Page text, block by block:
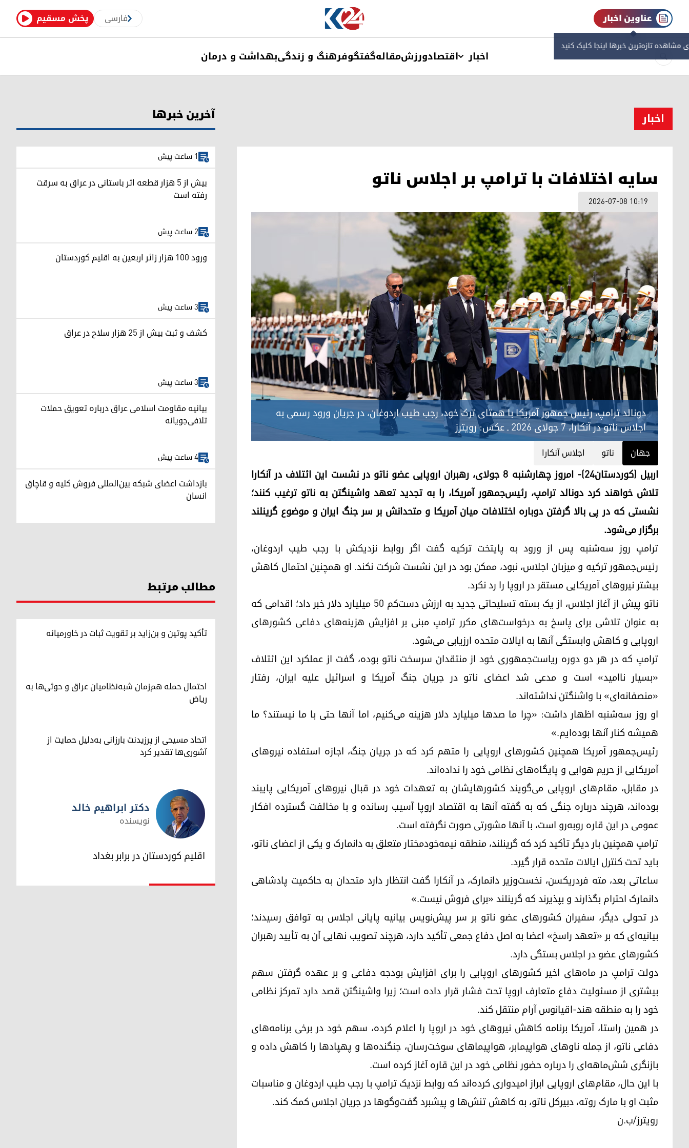
پخش مسقیم فارسی عناوین اخبار
مشاهده‌ تازه‌ترین خبرها اینجا کلیک کنید
اخبار اقتصادورزشمقالهگفتگوفرهنگ و زندگیبهداشت و درمان
اخبار
سایه اختلافات با ترامپ بر اجلاس ناتو
2026-07-08 10:19
دونالد ترامپ، رئیس جمهور آمریکا با همتای ترک خود، رجب طیب اردوغان، در جریان ورود رسمی به
اجلاس ناتو در آنکارا، 7 جولای 2026 ـ عکس: رویترز
جهان ناتو اجلاس آنکارا
اربیل (کوردستان۲۴)- امروز چهارشنبه ۸ جولای، رهبران اروپایی عضو ناتو در نشست این ائتلاف در آنکارا
تلاش خواهند کرد دونالد ترامپ، رئیس‌جمهور آمریکا، را به تجدید تعهد واشینگتن به ناتو ترغیب کنند؛
نشستی که در پی بالا گرفتن دوباره اختلافات میان آمریکا و متحدانش بر سر جنگ ایران و موضوع گرینلند
برگزار می‌شود.
ترامپ روز سه‌شنبه پس از ورود به پایتخت ترکیه گفت اگر روابط نزدیکش با رجب طیب اردوغان،
رئیس‌جمهور ترکیه و میزبان اجلاس، نبود، ممکن بود در این نشست شرکت نکند. او همچنین احتمال کاهش
بیشتر نیروهای آمریکایی مستقر در اروپا را رد نکرد.
ناتو پیش از آغاز اجلاس، از یک بسته تسلیحاتی جدید به ارزش دست‌کم ۵۰ میلیارد دلار خبر داد؛ اقدامی که
به ‌عنوان تلاشی برای پاسخ به درخواست‌های مکرر ترامپ مبنی بر افزایش هزینه‌های دفاعی کشورهای
اروپایی و کاهش وابستگی آنها به ایالات متحده ارزیابی می‌شود.
ترامپ که در هر دو دوره ریاست‌جمهوری خود از منتقدان سرسخت ناتو بوده، گفت از عملکرد این ائتلاف
«بسیار ناامید» است و مدعی شد اعضای ناتو در جریان جنگ آمریکا و اسرائیل علیه ایران، رفتار
«منصفانه‌ای» با واشنگتن نداشته‌اند.
او روز سه‌شنبه اظهار داشت: «چرا ما صدها میلیارد دلار هزینه می‌کنیم، اما آنها حتی با ما نیستند؟ ما
همیشه کنار آنها بوده‌ایم.»
رئیس‌جمهور آمریکا همچنین کشورهای اروپایی را متهم کرد که در جریان جنگ، اجازه استفاده نیروهای
آمریکایی از حریم هوایی و پایگاه‌های نظامی خود را نداده‌اند.
در مقابل، مقام‌های اروپایی می‌گویند کشورهایشان به تعهدات خود در قبال نیروهای آمریکایی پایبند
بوده‌اند، هرچند درباره جنگی که به گفته آنها به اقتصاد اروپا آسیب رسانده و با مخالفت گسترده افکار
عمومی در این قاره روبه‌رو است، با آنها مشورتی صورت نگرفته است.
ترامپ همچنین بار دیگر تأکید کرد که گرینلند، منطقه نیمه‌خودمختار متعلق به دانمارک و یکی از اعضای ناتو،
باید تحت کنترل ایالات متحده قرار گیرد.
ساعاتی بعد، مته فردریکسن، نخست‌وزیر دانمارک، در آنکارا گفت انتظار دارد متحدان به حاکمیت پادشاهی
دانمارک احترام بگذارند و بپذیرند که گرینلند «برای فروش نیست.»
در تحولی دیگر، سفیران کشورهای عضو ناتو بر سر پیش‌نویس بیانیه پایانی اجلاس به توافق رسیدند؛
بیانیه‌ای که بر «تعهد راسخ» اعضا به اصل دفاع جمعی تأکید دارد، هرچند تصویب نهایی آن به تأیید رهبران
کشورهای عضو در اجلاس بستگی دارد.
دولت ترامپ در ماه‌های اخیر کشورهای اروپایی را برای افزایش بودجه دفاعی و بر عهده گرفتن سهم
بیشتری از مسئولیت دفاع متعارف اروپا تحت فشار قرار داده است؛ زیرا واشینگتن قصد دارد تمرکز نظامی
خود را به منطقه هند-اقیانوس آرام منتقل کند.
در همین راستا، آمریکا برنامه کاهش نیروهای خود در اروپا را اعلام کرده، سهم خود در برخی برنامه‌های
دفاعی ناتو، از جمله ناوهای هواپیمابر، هواپیماهای سوخت‌رسان، جنگنده‌ها و پهپادها را کاهش داده و
بازنگری شش‌ماهه‌ای را درباره حضور نظامی خود در این قاره آغاز کرده است.
با این حال، مقام‌های اروپایی ابراز امیدواری کرده‌اند که روابط نزدیک ترامپ با رجب طیب اردوغان و مناسبات
مثبت او با مارک روته، دبیرکل ناتو، به کاهش تنش‌ها و پیشبرد گفت‌وگوها در جریان اجلاس کمک کند.
رویترز/ب.ن
آخرین خبرها
1 ساعت پیش
بیش از ۵ هزار قطعه اثر باستانی در عراق به سرقت
رفته است
2 ساعت پیش
ورود ۱۰۰ هزار زائر اربعین به اقلیم کوردستان
3 ساعت پیش
کشف و ثبت بیش از ۲۵ هزار سلاح در عراق
3 ساعت پیش
بیانیه مقاومت اسلامی عراق درباره تعویق حملات
تلافی‌جویانه
4 ساعت پیش
بازداشت اعضای شبکه بین‌المللی فروش کلیه و قاچاق
انسان
مطالب مرتبط
تأکید پوتین و بن‌زاید بر تقویت ثبات در خاورمیانه
احتمال حمله هم‌زمان شبه‌نظامیان عراق و حوثی‌ها به
ریاض
اتحاد مسیحی از پرزیدنت بارزانی به‌دلیل حمایت از
آشوری‌ها تقدیر کرد
دکتر ابراهیم خالد
دکتر ابراهیم خالد
نویسنده
اقلیم کوردستان در برابر بغداد